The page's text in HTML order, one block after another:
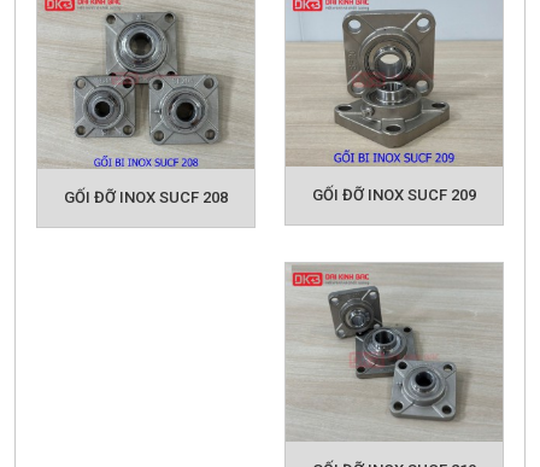
GỐI ĐỠ INOX SUCF 208 GỐI ĐỠ INOX SUCF 209